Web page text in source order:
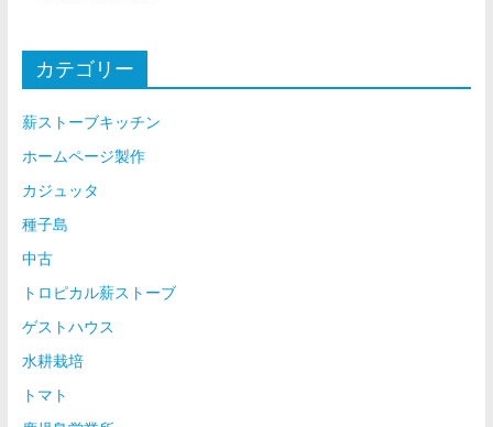
カテゴリー
薪ストーブキッチン
ホームページ製作
カジュッタ
種子島
中古
トロピカル薪ストーブ
ゲストハウス
水耕栽培
トマト